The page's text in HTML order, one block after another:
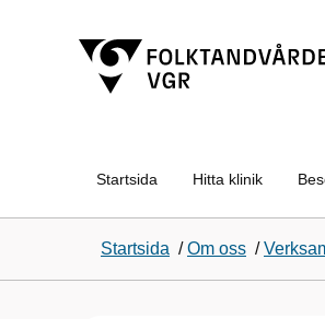
Startsida Hitta klinik
Startsida /Om oss /